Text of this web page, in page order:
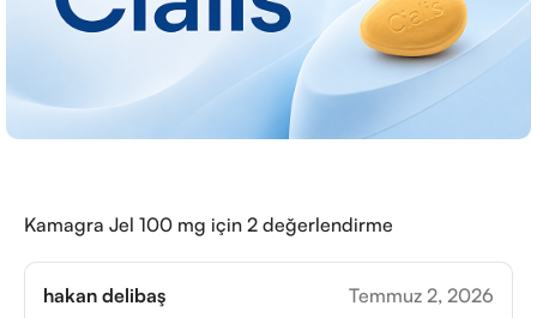
Kamagra Jel 100 mg için 2 değerlendirme
hakan delibaş Temmuz 2, 2026